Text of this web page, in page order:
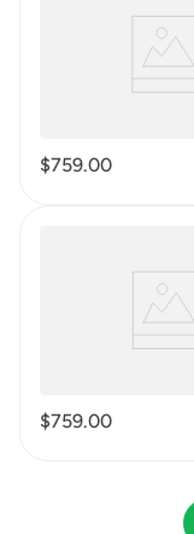
$759.00
$759.00